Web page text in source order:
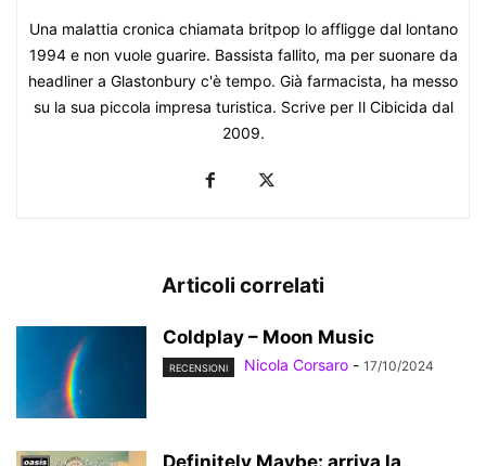
Una malattia cronica chiamata britpop lo affligge dal lontano
1994 e non vuole guarire. Bassista fallito, ma per suonare da
headliner a Glastonbury c'è tempo. Già farmacista, ha messo
su la sua piccola impresa turistica. Scrive per Il Cibicida dal
2009.
Articoli correlati
Coldplay – Moon Music
RECENSIONI Nicola Corsaro - 17/10/2024